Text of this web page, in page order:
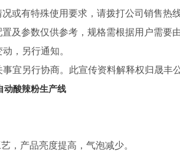
或有特殊使用要求，请拨打公司销售热
及参数仅供参考，规格需根据用户需要
，另行通知。
宜另行协商。此宣传资料解释权归晟丰
动酸辣粉生产线
，产品亮度提高，气泡减少。